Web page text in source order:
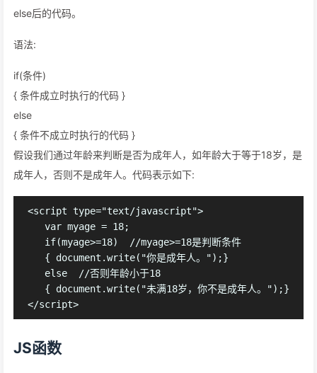
else后的代码。
语法:
if(条件)
{ 条件成立时执行的代码 }
else
{ 条件不成立时执行的代码 }
假设我们通过年龄来判断是否为成年人，如年龄大于等于18岁，是
成年人，否则不是成年人。代码表示如下:
<script type="text/javascript">
   var myage = 18;
   if(myage>=18)  //myage>=18是判断条件
   { document.write("你是成年人。");}
   else  //否则年龄小于18
   { document.write("未满18岁，你不是成年人。");}
JS函数